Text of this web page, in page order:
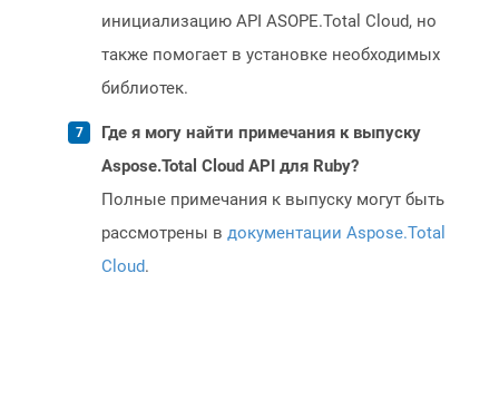
инициализацию API ASOPE.Total Cloud, но
также помогает в установке необходимых
библиотек.
Где я могу найти примечания к выпуску
Aspose.Total Cloud API для Ruby?
Полные примечания к выпуску могут быть
рассмотрены в документации Aspose.Total
Cloud.